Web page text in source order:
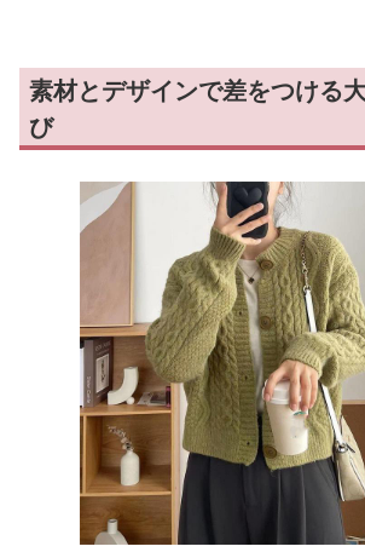
素材とデザインで差をつける
び